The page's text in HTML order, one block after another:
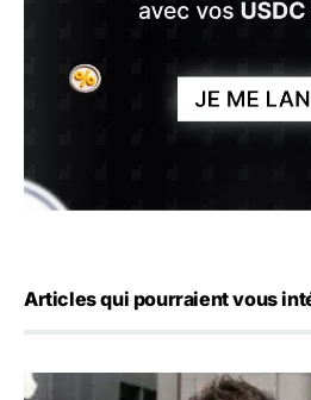
Articles qui pourraient vous
OpenAI demande le rejet de la